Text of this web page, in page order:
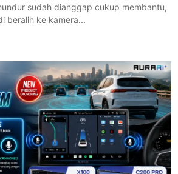
sudah dianggap cukup membantu,
beralih ke kamera...